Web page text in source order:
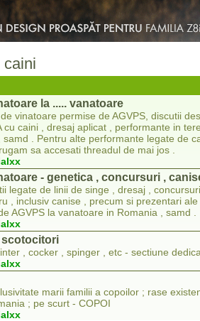
caini
la ..... vanatoare
vinatoare permise de AGVPS, discutii
cu caini , dresaj aplicat , performante in
samd . Pentru alte performante legate de
sa accesati threadul de mai jos .
- genetica , concursuri ,
legate de linii de singe , dresaj ,
, inclusiv canise , precum si prezentari
AGVPS la vanatoare in Romania , samd .
scotocitori
, cocker , spinger , etc - sectiune
marii familii a copoilor ; rase
; pe scurt - COPOI